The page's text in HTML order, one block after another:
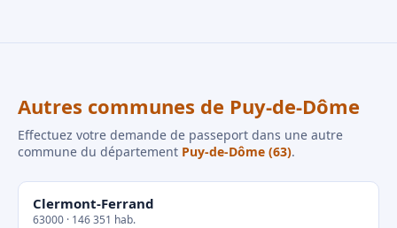
Autres communes de Puy-de-Dôme
Effectuez votre demande de passeport dans une autre
commune du département Puy-de-Dôme (63).
Clermont-Ferrand
63000 · 146 351 hab.